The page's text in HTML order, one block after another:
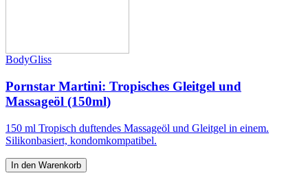
BodyGliss
Pornstar Martini: Tropisches Gleitgel und
Massageöl (150ml)
150 ml Tropisch duftendes Massageöl und Gleitgel in einem.
Silikonbasiert, kondomkompatibel.
In den Warenkorb